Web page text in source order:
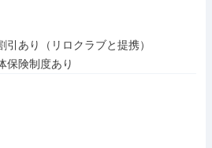
引あり（リロクラブと提携）
保険制度あり